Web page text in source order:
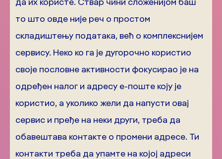
то што овде није реч о простом
складиштењу података, већ о комплекснијем
сервису. Неко ко га је дугорочно користио
своје пословне активности фокусирао је на
одређен налог и адресу е-поште коју је
користио, а уколико жели да напусти овај
сервис и пређе на неки други, треба да
обавештава контакте о промени адресе. Ти
контакти треба да упамте на којој адреси